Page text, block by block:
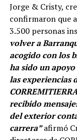
Jorge & Cristy,
confirmaron que
3.500 personas
volver a
acogido con los
ha sido un
las experiencias
recibido
del exterior
carrera”afirmó